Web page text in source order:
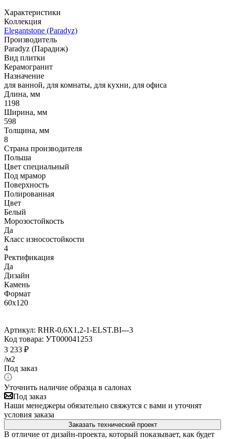
Характеристики
Коллекция
Elegantstone (Paradyz)
Производитель
Paradyz (Парадиж)
Вид плитки
Керамогранит
Назначение
для ванной, для комнаты, для кухни, для офиса
Длина, мм
1198
Ширина, мм
598
Толщина, мм
8
Страна производителя
Польша
Цвет специальный
Под мрамор
Поверхность
Полированная
Цвет
Белый
Морозостойкость
Да
Класс износостойкости
4
Ректификация
Да
Дизайн
Камень
Формат
60x120
Артикул: RHR-0,6X1,2-1-ELST.BI---3
Код товара: УТ000041253
3 233 ₽
/м2
Под заказ
Уточнить наличие образца в салонах
Под заказ
Наши менеджеры обязательно свяжутся с вами и уточнят
условия заказа
Заказать технический проект
В отличие от дизайн-проекта, который показывает, как будет